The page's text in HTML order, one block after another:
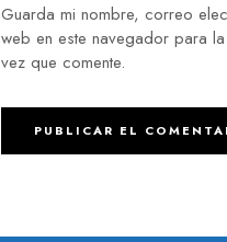
Guarda mi nombre, correo
web en este navegador para
vez que comente.